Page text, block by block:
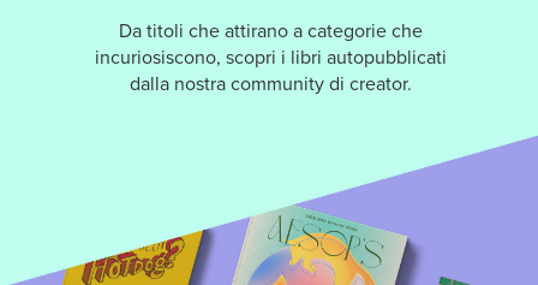
Da titoli che attirano a categorie che
incuriosiscono, scopri i libri autopubblicati
dalla nostra community di creator.